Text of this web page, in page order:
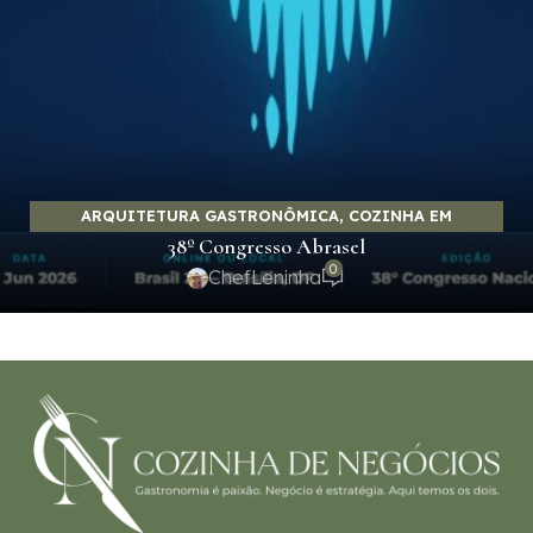
ARQUITETURA GASTRONÔMICA, COZINHA EM
MOVIMENTO,EMPREENDEDORISMO E NEGÓCIOS
EMPREENDER COM MÉTODO,GASTRONOMIA E SABORES
38º Congresso Abrasel
ChefLeninha 0